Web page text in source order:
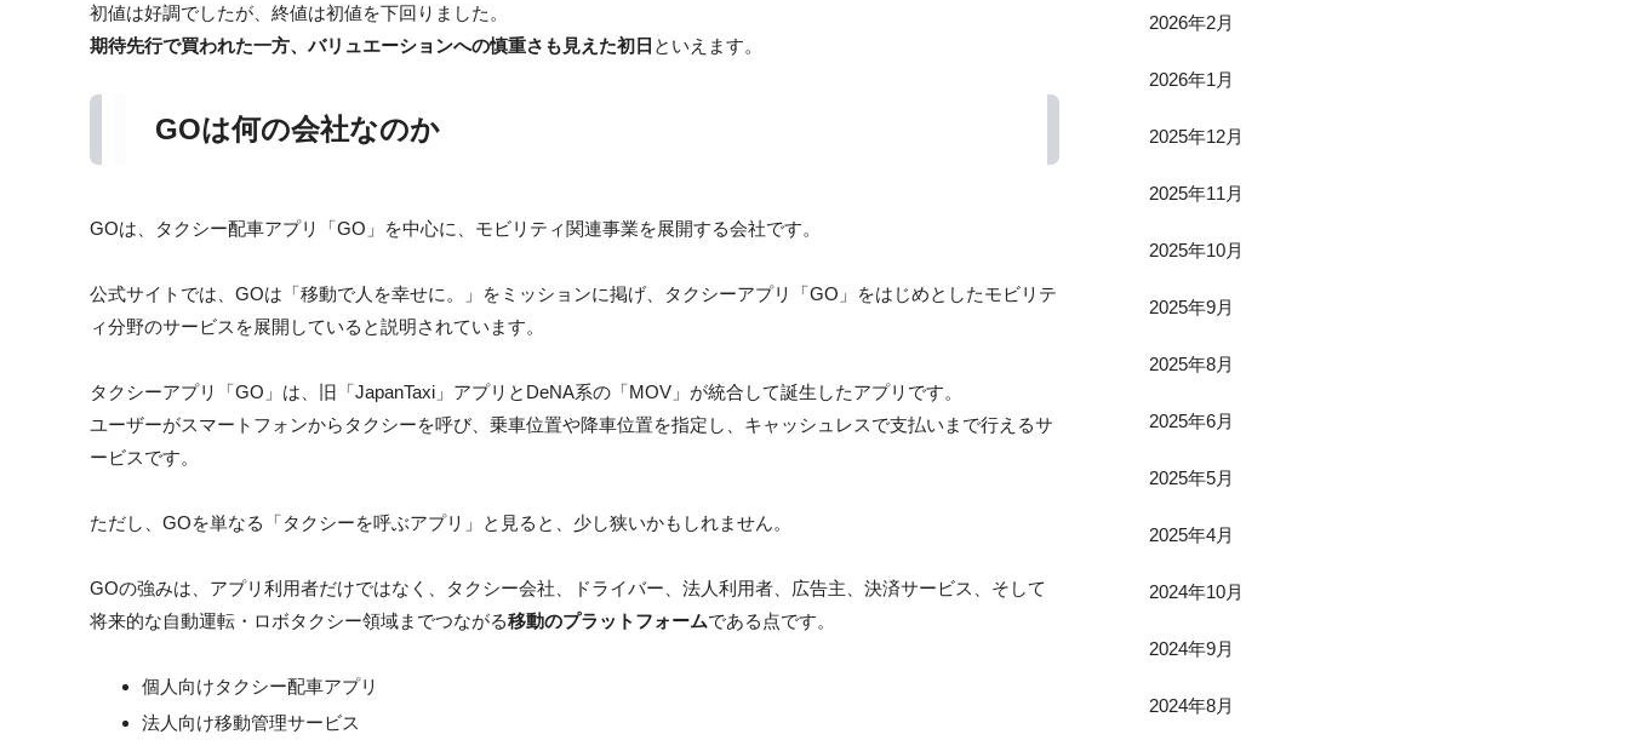
初値は好調でしたが、終値は初値を下回りました。
期待先行で買われた一方、バリュエーションへの慎重さも見えた初日 といえます。
GOは何の会社なのか
GOは、タクシー配車アプリ「GO」を中心に、モビリティ関連事業を展開する会社です。
公式サイトでは、GOは「移動で人を幸せに。」をミッションに掲げ、タクシーアプリ「GO」をはじめとしたモビリテ
ィ分野のサービスを展開していると説明されています。
タクシーアプリ「GO」は、旧「JapanTaxi」アプリとDeNA系の「MOV」が統合して誕生したアプリです。
ユーザーがスマートフォンからタクシーを呼び、乗車位置や降車位置を指定し、キャッシュレスで支払いまで行えるサ
ービスです。
ただし、GOを単なる「タクシーを呼ぶアプリ」と見ると、少し狭いかもしれません。
GOの強みは、アプリ利用者だけではなく、タクシー会社、ドライバー、法人利用者、広告主、決済サービス、そして
将来的な自動運転・ロボタクシー領域までつながる移動のプラットフォームである点です。
個人向けタクシー配車アプリ
法人向け移動管理サービス
2026年2月
2026年1月
2025年12月
2025年11月
2025年10月
2025年9月
2025年8月
2025年6月
2025年5月
2025年4月
2024年10月
2024年9月
2024年8月